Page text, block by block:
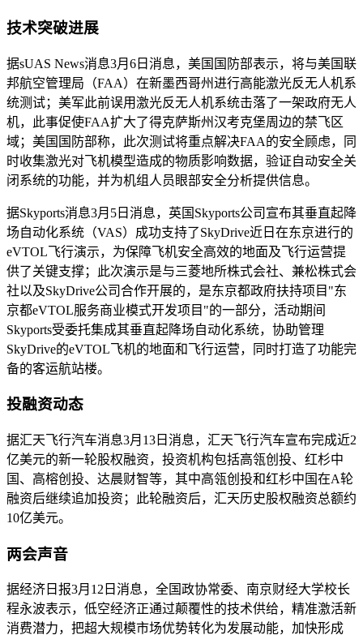
技术突破进展
据sUAS News消息3月6日消息，美国国防部表示，将与美国联
邦航空管理局（FAA）在新墨西哥州进行高能激光反无人机系
统测试；美军此前误用激光反无人机系统击落了一架政府无人
机，此事促使FAA扩大了得克萨斯州汉考克堡周边的禁飞区
域；美国国防部称，此次测试将重点解决FAA的安全顾虑，同
时收集激光对飞机模型造成的物质影响数据，验证自动安全关
闭系统的功能，并为机组人员眼部安全分析提供信息。
据Skyports消息3月5日消息，英国Skyports公司宣布其垂直起降
场自动化系统（VAS）成功支持了SkyDrive近日在东京进行的
eVTOL飞行演示，为保障飞机安全高效的地面及飞行运营提
供了关键支撑；此次演示是与三菱地所株式会社、兼松株式会
社以及SkyDrive公司合作开展的，是东京都政府扶持项目"东
京都eVTOL服务商业模式开发项目"的一部分，活动期间
Skyports受委托集成其垂直起降场自动化系统，协助管理
SkyDrive的eVTOL飞机的地面和飞行运营，同时打造了功能完
备的客运航站楼。
投融资动态
据汇天飞行汽车消息3月13日消息，汇天飞行汽车宣布完成近2
亿美元的新一轮股权融资，投资机构包括高瓴创投、红杉中
国、高榕创投、达晨财智等，其中高瓴创投和红杉中国在A轮
融资后继续追加投资；此轮融资后，汇天历史股权融资总额约
10亿美元。
两会声音
据经济日报3月12日消息，全国政协常委、南京财经大学校长
程永波表示，低空经济正通过颠覆性的技术供给，精准激活新
消费潜力，把超大规模市场优势转化为发展动能，加快形成